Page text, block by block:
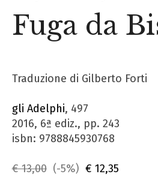
Fuga da
Traduzione di Gilberto Forti
gli Adelphi, 497
2016, 6ª ediz., pp. 243
isbn: 9788845930768
€ 13,00 (-5%) € 12,35